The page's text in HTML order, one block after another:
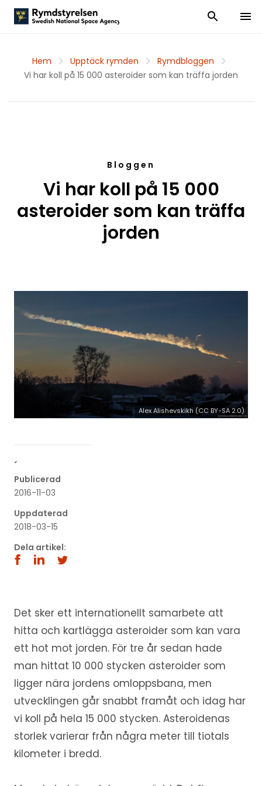
Visa och dölj
Visa
Hem Upptäck rymden
Rymdbloggen
Vi har koll på 15 000 asteroider som kan träffa jorden
Bloggen
Vi har koll på 15 000
asteroider som kan träffa
jorden
Alex Alishevskikh (CC BY-SA 2.0)
´
Publicerad
2016-11-03
Uppdaterad
2018-03-15
Dela artikel:
Det sker ett internationellt samarbete att
hitta och kartlägga asteroider som kan vara
ett hot mot jorden. För tre år sedan hade
man hittat 10 000 stycken asteroider som
ligger nära jordens omloppsbana, men
utvecklingen går snabbt framåt och idag har
vi koll på hela 15 000 stycken. Asteroidenas
storlek varierar från några meter till tiotals
kilometer i bredd.